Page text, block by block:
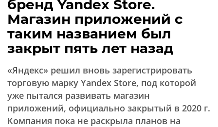
бренд Yandex Store.
Магазин приложений с
таким названием был
закрыт пять лет назад
«Яндекс» решил вновь зарегистрировать
торговую марку Yandex Store, под которой
уже пытался развивать магазин
приложений, официально закрытый в 2020 г.
Компания пока не раскрыла планов на